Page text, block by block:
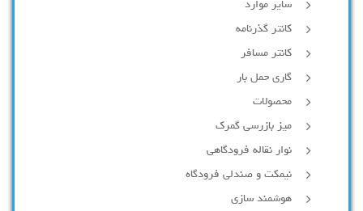
سایر موارد
کانتر گذرنامه
کانتر مسافر
گاری حمل بار
محصولات
میز بازرسی گمرک
نوار نقاله فرودگاهی
نیمکت و صندلی فرودگاه
هوشمند سازی